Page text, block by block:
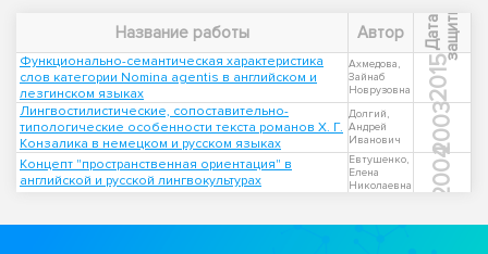
Название работы Автор Д
а
т
а
з
а
щ
и
т ы
Функционально-семантическая характеристика
слов категории Nomina agentis в английском и
лезгинском языках
Ахмедова,
Зайнаб
Новрузовна
2015
Лингвостилистические, сопоставительно-
типологические особенности текста романов Х. Г.
Конзалика в немецком и русском языках
Долгий,
Андрей
Иванович
2003
Концепт "пространственная ориентация" в
английской и русской лингвокультурах
Евтушенко,
Елена
Николаевна
2004